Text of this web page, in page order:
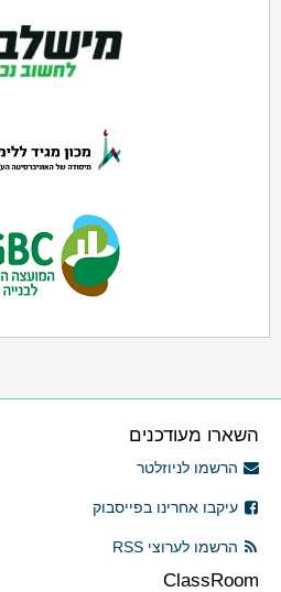
השארו מעודכנים
הרשמו לניוזלטר
עיקבו אחרינו בפייסבוק
הרשמו לערוצי RSS
ClassRoom